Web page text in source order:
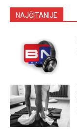
NAJČITANIJE